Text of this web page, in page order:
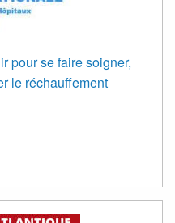
pour se faire soigner,
le réchauffement